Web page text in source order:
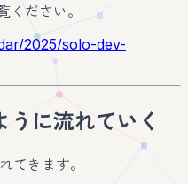
ください。
2025/solo-dev-
うに流れていく
てきます。